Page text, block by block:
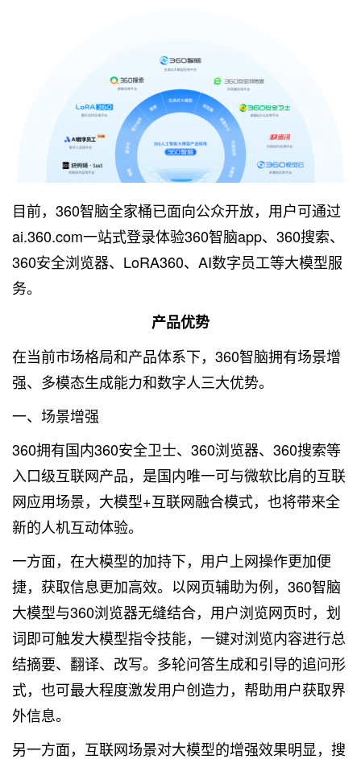
目前，360智脑全家桶已面向公众开放，用户可通过
ai.360.com一站式登录体验360智脑app、360搜索、
360安全浏览器、LoRA360、AI数字员工等大模型服
务。
产品优势
在当前市场格局和产品体系下，360智脑拥有场景增
强、多模态生成能力和数字人三大优势。
一、场景增强
360拥有国内360安全卫士、360浏览器、360搜索等
入口级互联网产品，是国内唯一可与微软比肩的互联
网应用场景，大模型+互联网融合模式，也将带来全
新的人机互动体验。
一方面，在大模型的加持下，用户上网操作更加便
捷，获取信息更加高效。以网页辅助为例，360智脑
大模型与360浏览器无缝结合，用户浏览网页时，划
词即可触发大模型指令技能，一键对浏览内容进行总
结摘要、翻译、改写。多轮问答生成和引导的追问形
式，也可最大程度激发用户创造力，帮助用户获取界
外信息。
另一方面，互联网场景对大模型的增强效果明显，搜